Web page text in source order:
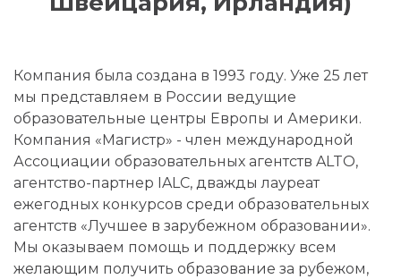
Компания была создана в 1993 году. Уже 25 лет
мы представляем в России ведущие
образовательные центры Европы и Америки.
Компания «Магистр» - член международной
Ассоциации образовательных агентств ALTO,
агентство-партнер IALC, дважды лауреат
ежегодных конкурсов среди образовательных
агентств «Лучшее в зарубежном образовании».
Мы оказываем помощь и поддержку всем
желающим получить образование за рубежом,